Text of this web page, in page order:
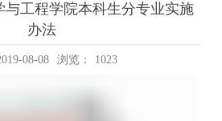
与工程学院本科生分专业实施
办法
08-08 浏览： 1023